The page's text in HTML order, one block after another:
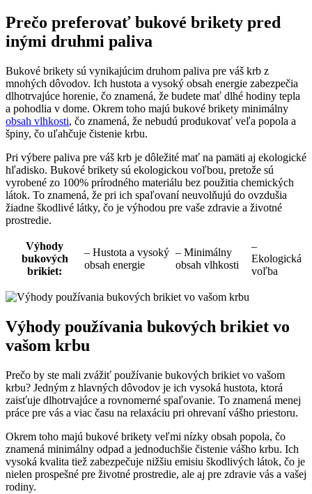
Prečo preferovať⁣ bukové brikety pred
⁤inými druhmi paliva
Bukové‍ brikety sú⁢ vynikajúcim druhom paliva pre váš krb z
mnohých dôvodov. Ich hustota a‍ vysoký ‍obsah ‍energie zabezpečia ​
dlhotrvajúce⁣ horenie, čo znamená, že budete mať‍ dlhé hodiny ⁢tepla
⁢a pohodlia v ​dome. Okrem toho majú ‍bukové⁤ brikety⁣ minimálny⁤
obsah vlhkosti, čo znamená, že nebudú produkovať veľa popola a
špiny, čo uľahčuje ⁤čistenie krbu.
Pri výbere paliva pre váš krb je dôležité mať na pamäti aj ekologické⁤
hľadisko. Bukové brikety sú ekologickou voľbou, pretože ⁣sú
‍vyrobené zo 100% ⁤prírodného ⁢materiálu bez ⁢použitia chemických
látok. To znamená, že pri ich ‍spaľovaní​ neuvolňujú do ovzdušia
žiadne škodlivé látky,⁢ čo je výhodou​ pre vaše zdravie ⁣a životné
prostredie.
Výhody
⁤bukových
⁣brikiet:
– Hustota a vysoký
obsah energie
– Minimálny
obsah vlhkosti
– ​
Ekologická
voľba
Výhody​ používania bukových brikiet vo‍
vašom krbu
Prečo by ste mali zvážiť používanie bukových brikiet vo vašom
krbu? ⁣Jedným z hlavných‍ dôvodov⁤ je ich⁢ vysoká hustota, ktorá
zaisťuje dlhotrvajúce a ​rovnomerné⁤ spaľovanie. To znamená menej​
práce pre vás a viac času na ‍relaxáciu pri ohrevaní vášho priestoru.
Okrem⁤ toho⁣ majú bukové ⁤brikety veľmi ⁣nízky obsah‌ popola, čo
znamená minimálny odpad‍ a jednoduchšie⁣ čistenie vášho krbu. Ich
vysoká ‍kvalita tiež zabezpečuje nižšiu​ emisiu škodlivých látok, čo ‍je‌
nielen ‌prospešné pre životné prostredie, ale ⁢aj pre zdravie⁣ vás a vašej
rodiny.